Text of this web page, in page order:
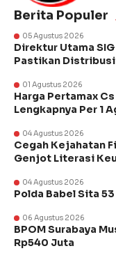
Berita Populer
05 Agustus 2026
Direktur Utama
Pastikan Distribusi
01 Agustus 2026
Harga Pertamax
Lengkapnya Per 1
04 Agustus 2026
Cegah Kejahatan
Genjot Literasi
04 Agustus 2026
Polda Babel Sita
06 Agustus 2026
BPOM Surabaya
Rp540 Juta